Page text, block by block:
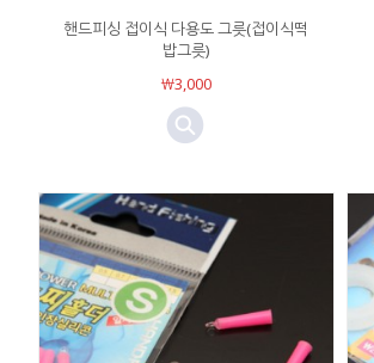
핸드피싱 접이식 다용도 그릇(접이식떡
밥그릇)
￦3,000